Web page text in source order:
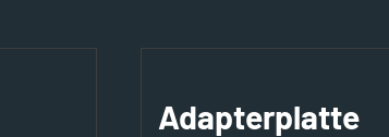
Adapterplatte